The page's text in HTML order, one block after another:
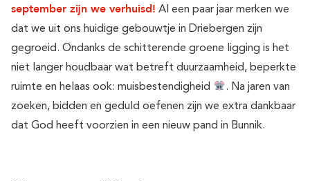
september zijn we verhuisd! Al een paar jaar merken we
dat we uit ons huidige gebouwtje in Driebergen zijn
gegroeid. Ondanks de schitterende groene ligging is het
niet langer houdbaar wat betreft duurzaamheid, beperkte
ruimte en helaas ook: muisbestendigheid
. Na jaren van
zoeken, bidden en geduld oefenen zijn we extra dankbaar
dat God heeft voorzien in een nieuw pand in Bunnik.